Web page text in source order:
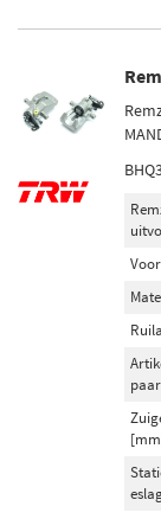
paar